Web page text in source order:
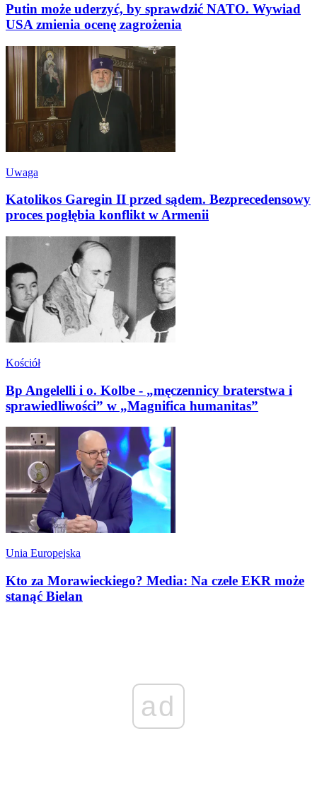
Putin może uderzyć, by sprawdzić NATO. Wywiad
USA zmienia ocenę zagrożenia
Uwaga
Katolikos Garegin II przed sądem. Bezprecedensowy
proces pogłębia konflikt w Armenii
Kościół
Bp Angelelli i o. Kolbe - „męczennicy braterstwa i
sprawiedliwości” w „Magnifica humanitas”
Unia Europejska
Kto za Morawieckiego? Media: Na czele EKR może
stanąć Bielan
ad